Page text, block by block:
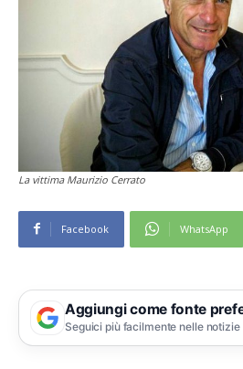
La vittima Maurizio Cerrato
Facebook WhatsApp
Aggiungi come fonte
Seguici più facilmente nelle